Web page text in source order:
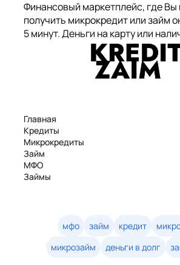
Финансовый маркетплейс, где
получить микрокредит или займ
5 минут. Деньги на карту или
Главная
Кредиты
Микрокредиты
Займ
МФО
Займы
Займы онлайн
Денежные кредиты
мфо займ кредит
микрозайм
деньги в долг